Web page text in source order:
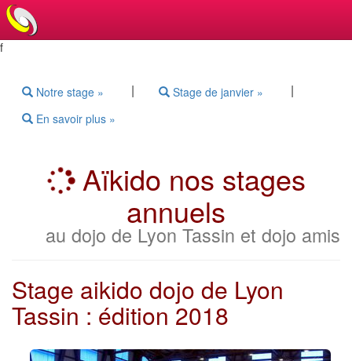
f
Notre stage » | Stage de janvier » |
En savoir plus »
Aïkido nos stages
annuels
au dojo de Lyon Tassin et dojo amis
Stage aikido dojo de Lyon
Tassin : édition 2018